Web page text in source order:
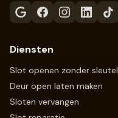
Diensten
Slot openen zonder sleutel
Deur open laten maken
Sloten vervangen